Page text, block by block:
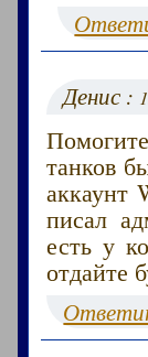
Денис :
танков
аккаунт
писал
есть у
отдайте